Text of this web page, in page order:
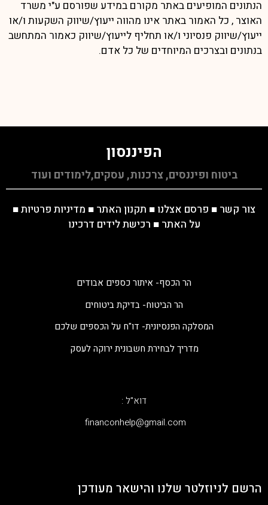
הנתונים המופיעים באתר מקורם במידע שפורסם ע"י משרד
האוצר , כל האמור באתר אינו מהווה ייעוץ/שיווק השקעות ו/או
ייעוץ/שיווק פנסיוני ו/או תחליף לייעוץ/שיווק כאמור המתחשב
בנתונים ובצרכים המיוחדים של כל אדם.
הפיננסון
ביטוח ופיננסים, צרכנות, עסקים,לימודים ועוד
צור קשר ■ פרסם אצלנו ■ תקנון האתר ■ מדיניות פרטיות■
על האתר ■ רכישת לידים דרכינו
הר הכסף- איתור כספים אבודים
הר הביטוח- בדיקת ביטוחים
המסלקה הפנסיונית- דו"ח על הכספים שלכם
מדריך לבחירת חשבונית ירוקה לעסק
דוא"ל :
‫financonhelp@gmail.com‬
הרשם לניוזלטר שלנו והישאר מעודכן